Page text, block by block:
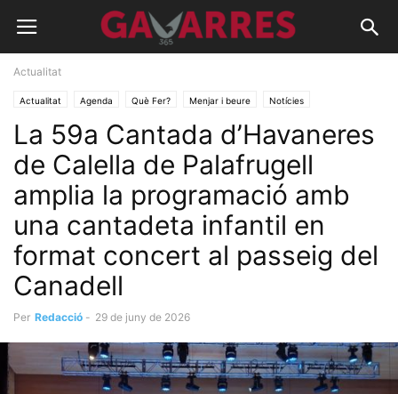
Actualitat
Actualitat Agenda Què Fer? Menjar i beure Notícies
Oci, fires i festes Recomanacions
La 59a Cantada d’Havaneres
de Calella de Palafrugell
amplia la programació amb
una cantadeta infantil en
format concert al passeig del
Canadell
Per Redacció - 29 de juny de 2026